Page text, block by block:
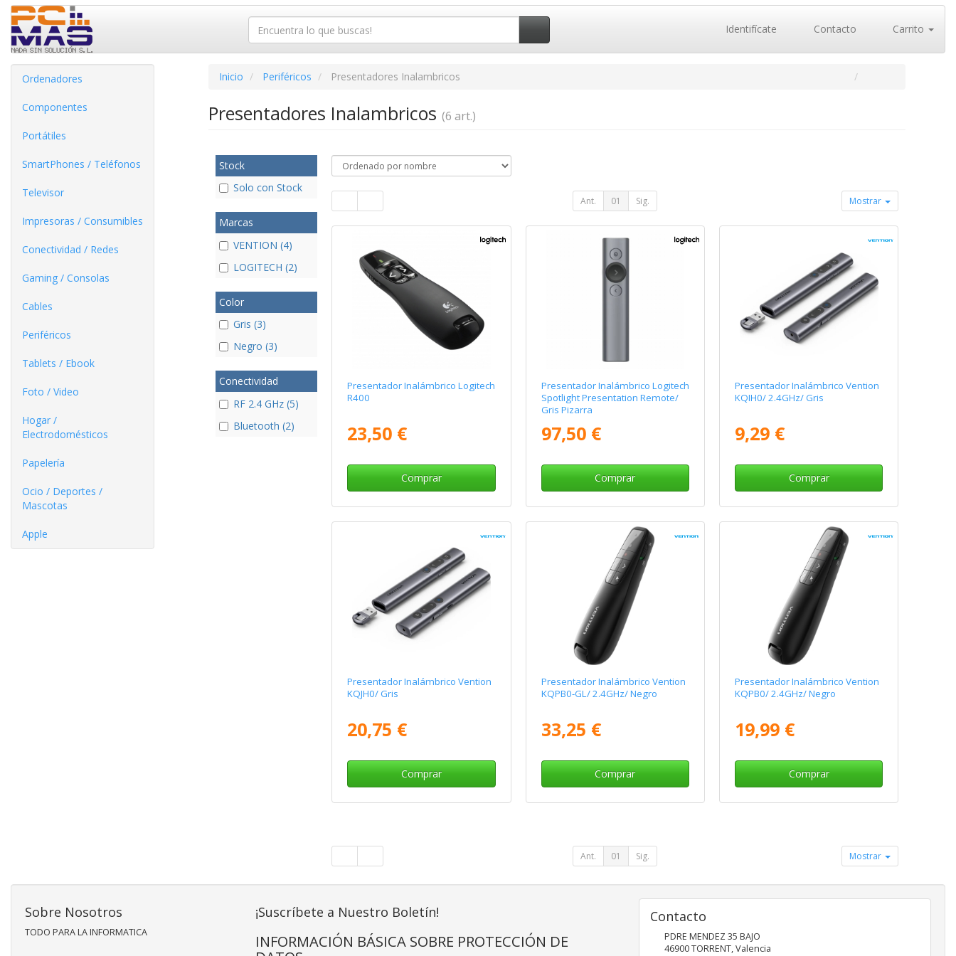
Identifícate Contacto Carrito
Ordenadores
Componentes
Portátiles
SmartPhones / Teléfonos
Televisor
Impresoras / Consumibles
Conectividad / Redes
Gaming / Consolas
Cables
Periféricos
Tablets / Ebook
Foto / Video
Hogar /
Electrodomésticos
Papelería
Ocio / Deportes /
Mascotas
Apple
Inicio Periféricos Presentadores Inalambricos
Presentadores Inalambricos (6 art.)
Stock
Solo con Stock
Marcas
VENTION (4)
LOGITECH (2)
Color
Gris (3)
Negro (3)
Conectividad
RF 2.4 GHz (5)
Bluetooth (2)
Ant. 01 Sig. Mostrar
Presentador Inalámbrico Logitech
R400
23,50 €
Comprar
Presentador Inalámbrico Logitech
Spotlight Presentation Remote/
Gris Pizarra
97,50 €
Comprar
Presentador Inalámbrico Vention
KQIH0/ 2.4GHz/ Gris
9,29 €
Comprar
Presentador Inalámbrico Vention
KQJH0/ Gris
20,75 €
Comprar
Presentador Inalámbrico Vention
KQPB0-GL/ 2.4GHz/ Negro
33,25 €
Comprar
Presentador Inalámbrico Vention
KQPB0/ 2.4GHz/ Negro
19,99 €
Comprar
Ant. 01 Sig. Mostrar
Sobre Nosotros
TODO PARA LA INFORMATICA
¡Suscríbete a Nuestro Boletín!
INFORMACIÓN BÁSICA SOBRE PROTECCIÓN DE
Contacto
PDRE MENDEZ 35 BAJO
46900TORRENT,Valencia